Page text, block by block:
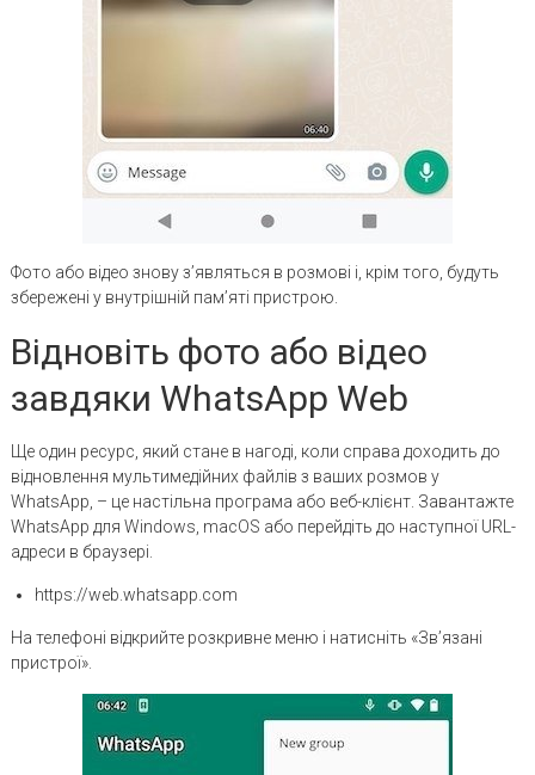
Фото або відео знову з’являться в розмові і, крім того, будуть
збережені у внутрішній пам’яті пристрою.
Відновіть фото або відео
завдяки WhatsApp Web
Ще один ресурс, який стане в нагоді, коли справа доходить до
відновлення мультимедійних файлів з ваших розмов у
WhatsApp, – це настільна програма або веб-клієнт. Завантажте
WhatsApp для Windows, macOS або перейдіть до наступної URL-
адреси в браузері.
https://web.whatsapp.com
На телефоні відкрийте розкривне меню і натисніть «Зв’язані
пристрої».